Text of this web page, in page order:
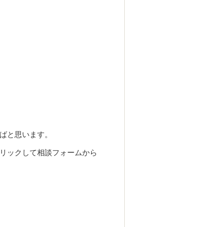
と思います。
ックして相談フォームから